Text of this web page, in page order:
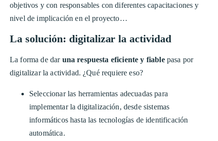
objetivos y con responsables con diferentes capacitaciones y
nivel de implicación en el proyecto…
La solución: digitalizar la actividad
La forma de daruna respuesta eficiente y fiablepasa por
digitalizar la actividad. ¿Qué requiere eso?
Seleccionar las herramientas adecuadas para
implementar la digitalización, desde sistemas
informáticos hasta las tecnologías de identificación
automática.